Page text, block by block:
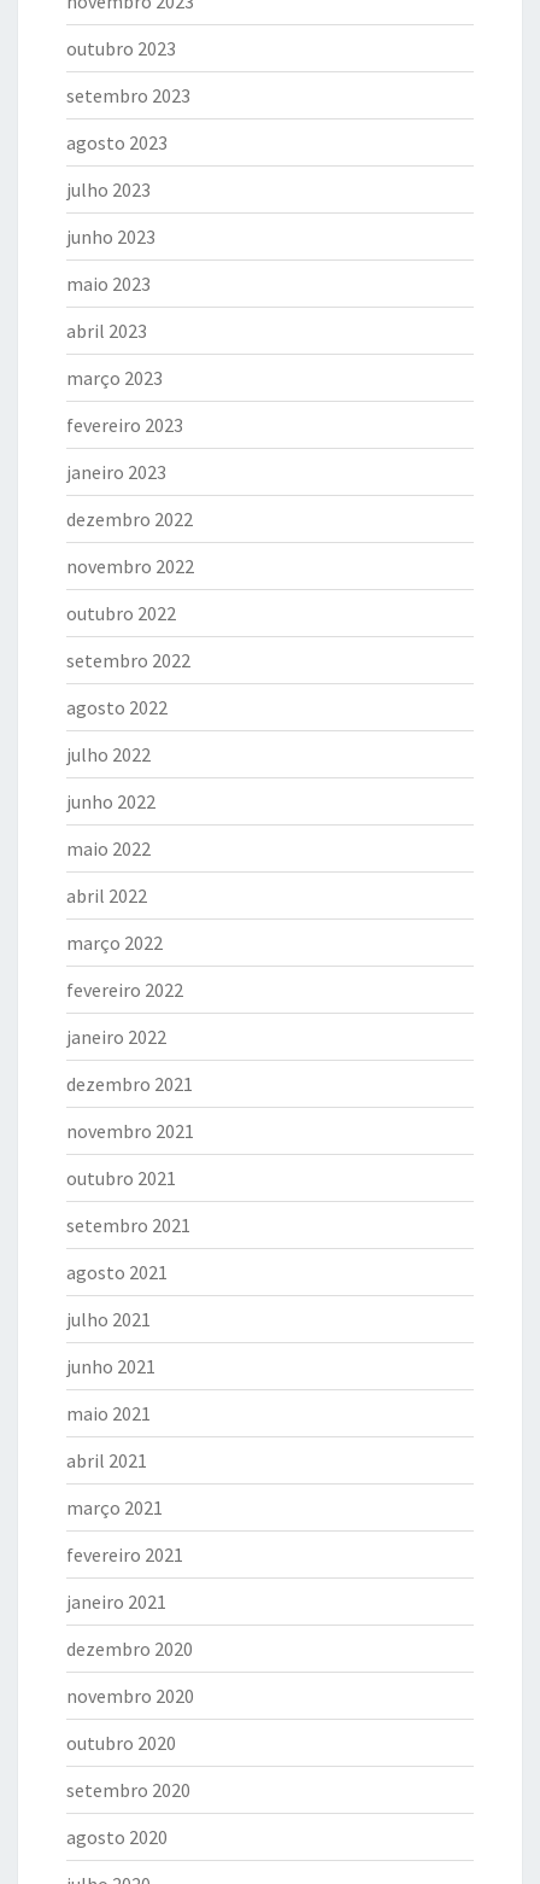
outubro 2023
setembro 2023
agosto 2023
julho 2023
junho 2023
maio 2023
abril 2023
março 2023
fevereiro 2023
janeiro 2023
dezembro 2022
novembro 2022
outubro 2022
setembro 2022
agosto 2022
julho 2022
junho 2022
maio 2022
abril 2022
março 2022
fevereiro 2022
janeiro 2022
dezembro 2021
novembro 2021
outubro 2021
setembro 2021
agosto 2021
julho 2021
junho 2021
maio 2021
abril 2021
março 2021
fevereiro 2021
janeiro 2021
dezembro 2020
novembro 2020
outubro 2020
setembro 2020
agosto 2020